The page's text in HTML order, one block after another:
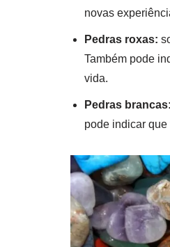
novas
Pedras roxas:
Também pode
vida.
Pedras brancas:
pode indicar